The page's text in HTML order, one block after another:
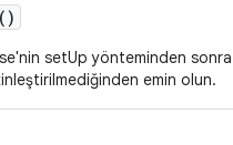
()
setUp yönteminden
emin olun.